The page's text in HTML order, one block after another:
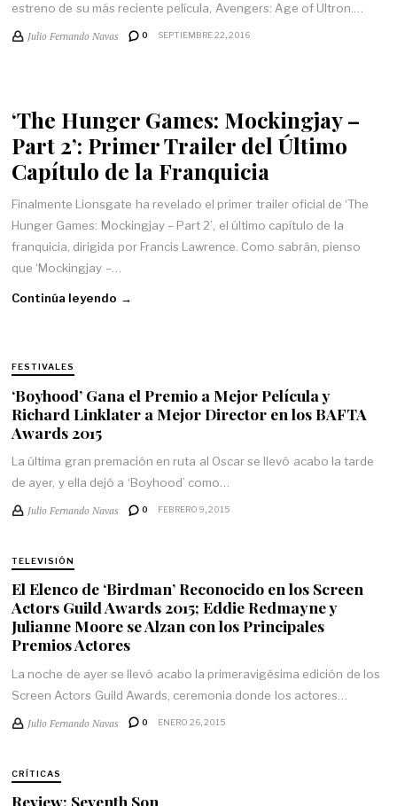
estreno de su más reciente película, Avengers: Age of Ultron.…
Julio Fernando Navas 0 SEPTIEMBRE 22, 2016
‘The Hunger Games: Mockingjay –
Part 2’: Primer Trailer del Último
Capítulo de la Franquicia
Finalmente Lionsgate ha revelado el primer trailer oficial de ‘The
Hunger Games: Mockingjay – Part 2’, el último capítulo de la
franquicia, dirigida por Francis Lawrence. Como sabrán, pienso
que ‘Mockingjay –…
Continúa leyendo →
FESTIVALES
‘Boyhood’ Gana el Premio a Mejor Película y
Richard Linklater a Mejor Director en los BAFTA
Awards 2015
La última gran premación en ruta al Oscar se llevó acabo la tarde
de ayer, y ella dejó a ‘Boyhood’ como…
Julio Fernando Navas 0 FEBRERO 9, 2015
TELEVISIÓN
El Elenco de ‘Birdman’ Reconocido en los Screen
Actors Guild Awards 2015; Eddie Redmayne y
Julianne Moore se Alzan con los Principales
Premios Actores
La noche de ayer se llevó acabo la primeravigésima edición de los
Screen Actors Guild Awards, ceremonia donde los actores…
Julio Fernando Navas 0 ENERO 26, 2015
CRÍTICAS
Review: Seventh Son